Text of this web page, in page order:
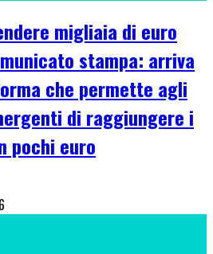
migliaia di euro
stampa: arriva
che permette agli
di raggiungere i
pochi euro